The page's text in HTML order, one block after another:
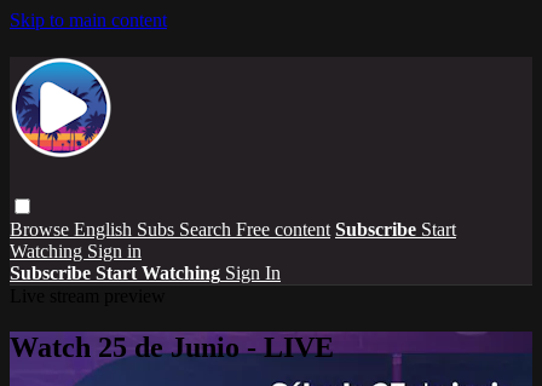
Skip to main content
Browse English Subs Search Free content Subscribe Start
Watching Sign in
Subscribe Start Watching Sign In
Watch 25 de Junio - LIVE